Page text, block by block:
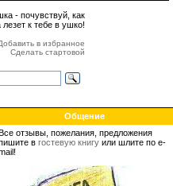
- почувствуй, как
к тебе в ушко!
в избранное
Сделать стартовой
Общение
отзывы, пожелания, предложения
в гостевую книгу или шлите по e-